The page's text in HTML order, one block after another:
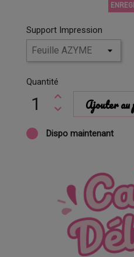
Support Impression
Quantité
Ajouter au
Dispo maintenant